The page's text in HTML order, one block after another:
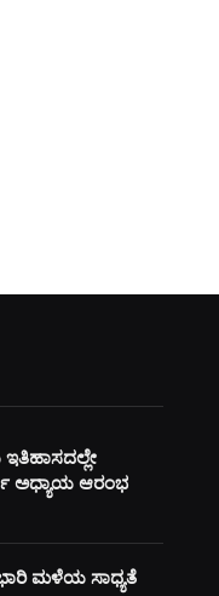
ಅಧ್ಯಾಯ ಆರಂಭ
ಮಳೆಯ ಸಾಧ್ಯತೆ